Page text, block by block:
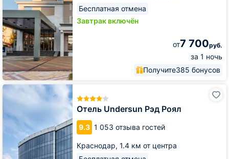
Бесплатная отмена
Завтрак включён
от7 700руб.
за 1 ночь
Получите385 бонусов
Отель Undersun Рэд Роял
9.3 1 053 отзыва гостей
Краснодар, 1.4 км от центра
Отель
Undersun
Роял